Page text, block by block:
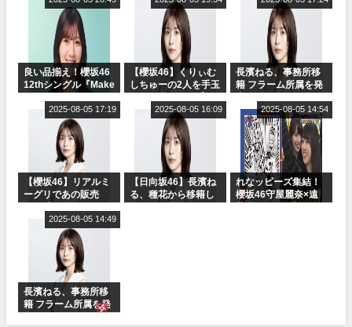
オ出演決定
良い品揃え！櫻坂46
12thシングル『Make
ャルグッズ絶賛販売
【櫻坂46】くりぃむ
しちゅーの2人を手玉
りぃむナンタラ】
長濱ねる、事務所移
籍 フラーム所属を発
【櫻坂46】リアルミ
ーグリであの販売
Break』オフィシャ
ルグッズ解禁
2025-08-05 17:19
【日向坂46】長濱ね
る、種花から移籍し
2025-08-05 16:09
れなッピーズ集結！
櫻坂46守屋麗奈×遠
2025-08-05 14:54
長濱ねる、事務所移
籍 フラーム所属を発
2025-08-05 14:49